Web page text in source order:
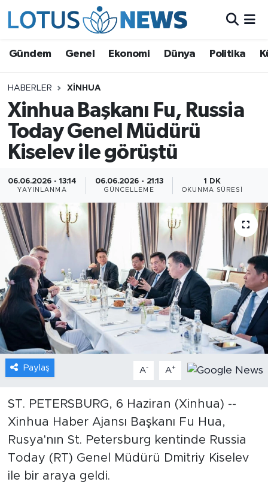
Gündem Genel Ekonomi Dünya Politika
HABERLER XINHUA
Xinhua Başkanı Fu, Russia
Today Genel Müdürü
Kiselev ile görüştü
06.06.2026 - 13:14
YAYINLANMA
06.06.2026 - 21:13
GÜNCELLEME
1 DK
OKUNMA SÜRESI
Paylaş A- A+
ST. PETERSBURG, 6 Haziran (Xinhua) --
Xinhua Haber Ajansı Başkanı Fu Hua,
Rusya'nın St. Petersburg kentinde Russia
Today (RT) Genel Müdürü Dmitriy Kiselev
ile bir araya geldi.
Ekonomi
Dünya
Politika
Bilim ve Teknoloji
Çin Fuarları
Gündem
Video
Sağlık
Xinhua Türkiye
Seyahat